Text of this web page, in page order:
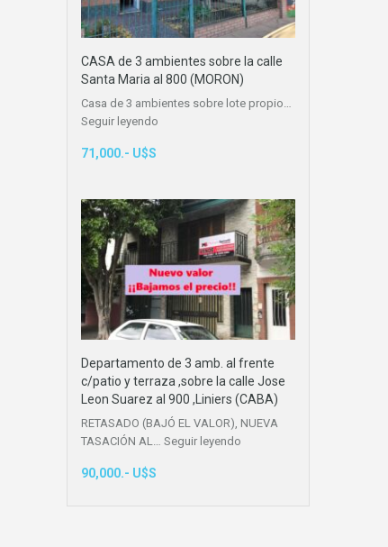
CASA de 3 ambientes sobre la calle
Santa Maria al 800 (MORON)
Casa de 3 ambientes sobre lote propio…
Seguir leyendo
71,000.- U$S
Departamento de 3 amb. al frente
c/patio y terraza ,sobre la calle Jose
Leon Suarez al 900 ,Liniers (CABA)
RETASADO (BAJÓ EL VALOR), NUEVA
TASACIÓN AL… Seguir leyendo
90,000.- U$S